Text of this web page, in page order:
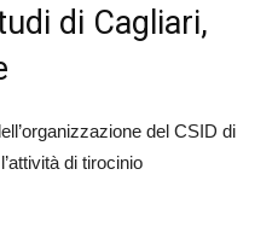
di Cagliari,
del CSID di
di tirocinio